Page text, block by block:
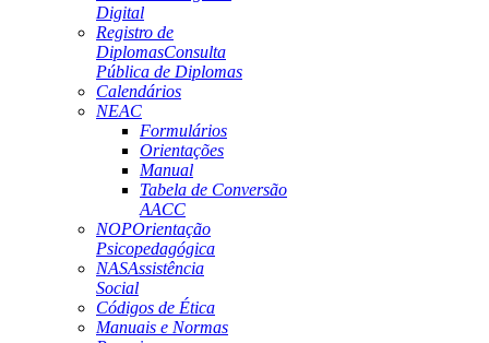
Digital
Registro de
DiplomasConsulta
Pública de Diplomas
Calendários
NEAC
Formulários
Orientações
Manual
Tabela de Conversão
AACC
NOPOrientação
Psicopedagógica
NASAssistência
Social
Códigos de Ética
Manuais e Normas